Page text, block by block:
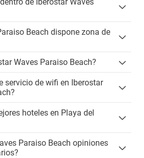
Beach dispone zona de
Waves Paraiso Beach?
servicio de wifi en Iberostar
hoteles en Playa del
Paraiso Beach opiniones